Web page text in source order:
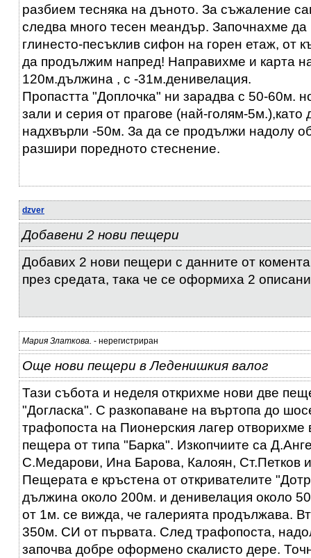
разбием тесняка на дъното. За съжаление
следва много тесен меандър. Започнахме да
глинесто-песъклив сифон на горен етаж, от
да продължим напред! Направихме и карта
120м.дължина , с -31м.денивелация.
Пропастта "Доплочка" ни зарадва с 50-60м.
зали и серия от прагове (най-голям-5м.),като
надхвърли -50м. За да се продължи надолу
разшири поредното стеснение.
dzver
Добавени 2 нови пещери
Добавих 2 нови пещери с данните от
през средата, така че се оформиха 2
Мария Златкова. - нерегистриран
Още нови пещери в Леденишкия валог
Тази събота и неделя открихме нови две
"Догласка". С разкопаване на въртопа до
трафопоста на Пионерския лагер
пещера от типа "Барка". Изкопчиите са
С.Медарови, Ина Барова, Калоян, Ст.Петков
Пещерата е кръстена от откривателите
дължина около 200м. и денивелация около
от 1м. се вижда, че галерията продължава.
350м. СИ от първата. След трафопоста,
започва добре оформено скалисто дере.